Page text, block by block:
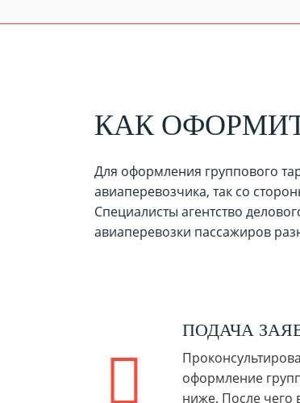
КАК
Для оформления группового
авиаперевозчика, так со
Специалисты агентство
авиаперевозки пассажиров
ПОДАЧА
оформление
ниже. После чего